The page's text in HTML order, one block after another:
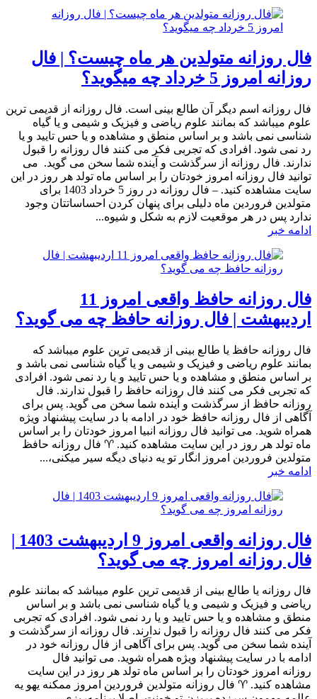
فال روزانه متولدین هر ماه چیست؟ | فال
روزانه امروز 5 خرداد چه میگوید؟
فال روزانه اسم دیگر آن طالع بینی است. فال روزانه از قدیمی ترین
علوم میباشد که بمانند علوم ریاضی و فیزیک و شیمی و یا گیاه
شناسی نمی باشد و بر اساس منطق و مشاهده و یا حس تایید و یا
رد نمی شود. افرادی که تجربی فکر می کنند فال روزانه را قبول
ندارند. فال روزانه از سرگذشت و آینده شما سخن می گوید. می
توانید فال روزانه امروز خودتان را بر اساس ماه تولد هر روز در این
سایت مشاهده کنید. – فال روزانه در روز 5 خرداد 1403 برای
متولدین فروردین ماه دلیلی برای پنهان کردن احساساتتان وجود
ندارد پس در هر موقعیت لازم به شکل و شیوه...
ادامه خبر
فال روزانه حافظ واقعی امروز 11
اردیبهشت | فال روزانه حافظ چه می گوید؟
فال روزانه حافظ یا طالع بینی از قدیمی ترین علوم میباشد که
بمانند علوم ریاضی و فیزیک و شیمی و یا گیاه شناسی نمی باشد و
بر اساس منطق و مشاهده و یا حس تایید و یا رد نمی شود. افرادی
که تجربی فکر می کنند فال روزانه حافظ را قبول ندارند. فال
روزانه حافظ از سرگذشت و آینده شما سخن می گوید. پس برای
آگاهی از فال روزانه حافظ خود در ادامه با در سایت پیشنهاد ویژه
همراه شوید. می توانید فال روزانه انبیا امروز خودتان را بر اساس
ماه تولد هر روز در این سایت مشاهده کنید. ♈ فال روزانه حافظ
متولدین فروردین امروز انگار تو یه دنیای دیگه سیر میکنی،...
ادامه خبر
فال روزانه واقعی امروز 9 اردیبهشت 1403 |
فال روزانه امروز چه می گوید؟
فال روزانه یا طالع بینی از قدیمی ترین علوم میباشد که بمانند علوم
ریاضی و فیزیک و شیمی و یا گیاه شناسی نمی باشد و بر اساس
منطق و مشاهده و یا حس تایید و یا رد نمی شود. افرادی که تجربی
فکر می کنند فال روزانه را قبول ندارند. فال روزانه از سرگذشت و
آینده شما سخن می گوید. پس برای آگاهی از فال روزانه خود در
ادامه با در سایت پیشنهاد ویژه همراه شوید. می توانید فال
روزانه امروز خودتان را بر اساس ماه تولد هر روز در این سایت
مشاهده کنید. ♈ فال روزانه متولدین فروردین امروز ممکنه یهو یه